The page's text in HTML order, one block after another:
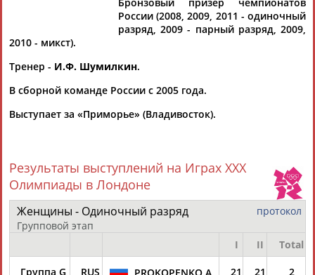
Ваш запрос: "Анастасия ПРОКОПЕНКО"
Документы 1-10 из 79 найденных уникальных документов
1 2 3
Более 300 дзюдоистов в Череповце участвовали в
соревнованиях Кубка России
(Проект:Информационное агентство СТАДИОН)
08.12.2025
Дзюдо. Fonbet международный турнир среди мужчин и
женщин – этап "Russian Judo Tour". 28 июня (прямая
видеотрансляция)
...победу также медалистки чемпионата России Стефания
Гончарова, обладательница
национального Кубка... ...Шмелева, медалисты Мировой
России (2008, 2009, 2011 - одиночный
разряд, 2009 - парный разряд, 2009,
2010 - микст).
Тренер - И.Ф. Шумилкин.
В сборной команде России с 2005 года.
Выступает за «Приморье» (Владивосток).
Результаты выступлений на Играх XXX
Олимпиады в Лондоне
протокол
Женщины - Одиночный разряд
Групповой этап
I
II Total
Группа G RUS 21 21 2